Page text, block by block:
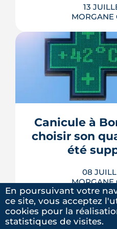
Ma recherche
13
MORGANE
Passoires
conditions,
étendu, ANRU 3
d'euros, permis
Sénat a voté le 8
touche à tous les
du logement.
LIRE
Canicule à
choisir son
été
08
MORGANE
En poursuivant votre
ce site, vous acceptez
cookies pour la
statistiques de visites.